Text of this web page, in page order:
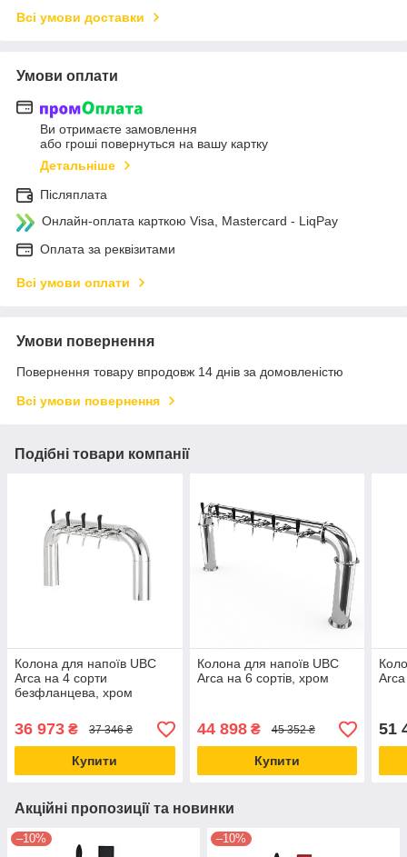
Всі умови доставки
Умови оплати
Ви отримаєте замовлення
або гроші повернуться на вашу картку
Детальніше
Післяплата
Онлайн-оплата карткою Visa, Mastercard - LiqPay
Оплата за реквізитами
Всі умови оплати
Умови повернення
Повернення товару впродовж 14 днів за домовленістю
Всі умови повернення
Подібні товари компанії
Колона для напоїв UBC
Arca на 4 сорти
безфланцева, хром
36 973 ₴ 37 346 ₴
Купити
Колона для напоїв UBC
Arca на 6 сортів, хром
44 898₴ 45 352 ₴
Купити
51
Акційні пропозиції та новинки
–10% –10%